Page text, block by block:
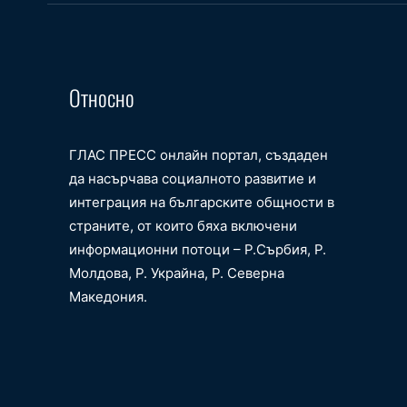
Относно
ГЛАС ПРЕСС онлайн портал, създаден
да насърчава социалното развитие и
интеграция на българските общности в
страните, от които бяха включени
информационни потоци – Р.Сърбия, Р.
Молдова, Р. Украйна, Р. Северна
Македония.